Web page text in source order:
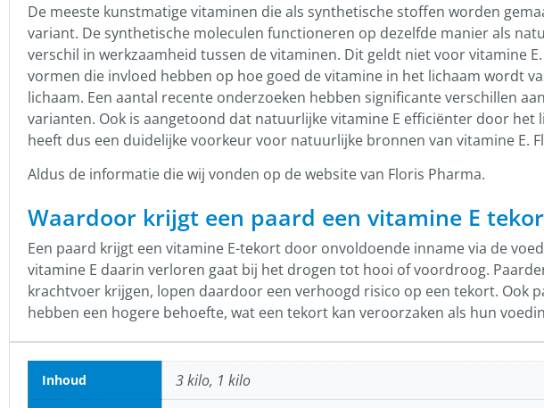
De meeste kunstmatige vitaminen die als synthetische stoffen worden
variant. De synthetische moleculen functioneren op dezelfde manier als
verschil in werkzaamheid tussen de vitaminen. Dit geldt niet voor vitamine
vormen die invloed hebben op hoe goed de vitamine in het lichaam wordt
lichaam. Een aantal recente onderzoeken hebben significante verschillen
varianten. Ook is aangetoond dat natuurlijke vitamine E efficiënter door
heeft dus een duidelijke voorkeur voor natuurlijke bronnen van vitamine E.
Aldus de informatie die wij vonden op de website van Floris Pharma.
Waardoor krijgt een paard een vitamine E
Een paard krijgt een vitamine E-tekort door onvoldoende inname via de
vitamine E daarin verloren gaat bij het drogen tot hooi of voordroog.
krachtvoer krijgen, lopen daardoor een verhoogd risico op een tekort. Ook
hebben een hogere behoefte, wat een tekort kan veroorzaken als hun
Inhoud 3 kilo, 1 kilo